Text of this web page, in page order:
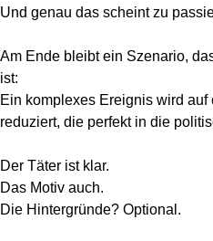
Und genau das scheint zu
Am Ende bleibt ein Szenario,
ist:
Ein komplexes Ereignis wird
reduziert, die perfekt in die
Der Täter ist klar.
Das Motiv auch.
Die Hintergründe? Optional.